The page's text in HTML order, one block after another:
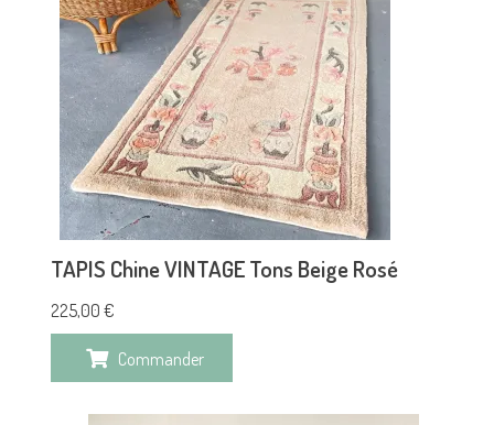
TAPIS Chine VINTAGE Tons Beige Rosé
225,00 €
Commander